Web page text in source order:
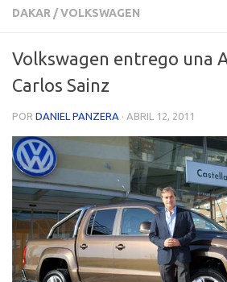
DAKAR /VOLKSWAGEN
Volkswagen entrego una
Carlos Sainz
POR DANIEL PANZERA · ABRIL 12, 2011